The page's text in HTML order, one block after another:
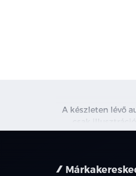
A készleten lévő
csak
kapcsolatot. A